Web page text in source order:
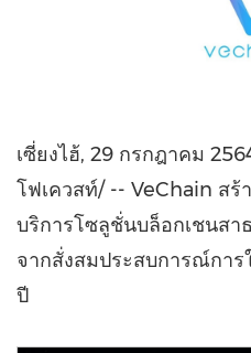
เซี่ยงไฮ้, 29 กรกฎาคม
โฟเควสท์/ -- VeChain สร้
บริการโซลูชั่นบล็อกเชนส
จากสั่งสมประสบการณ์การ
ปี